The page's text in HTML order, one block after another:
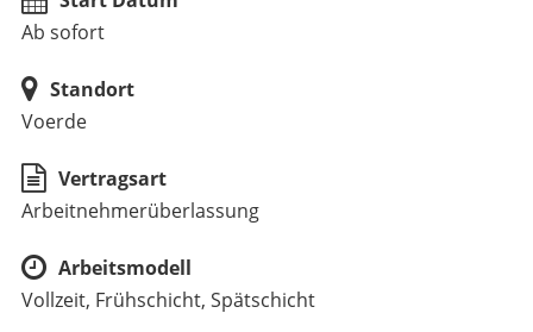
Ab sofort
Standort
Voerde
Vertragsart
Arbeitnehmerüberlassung
Arbeitsmodell
Vollzeit, Frühschicht, Spätschicht